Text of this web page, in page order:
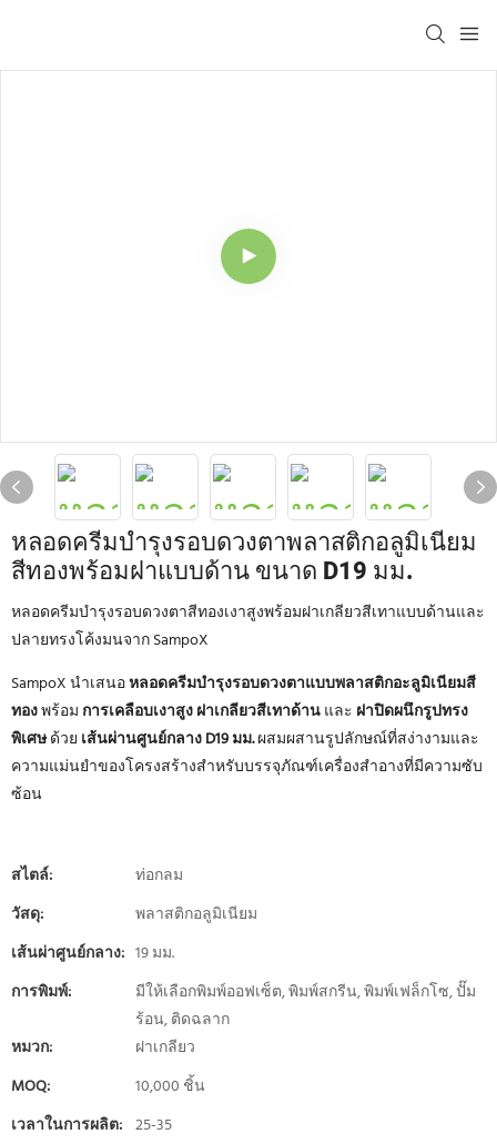
หลอดครีมบำรุงรอบดวงตาพลาสติกอลูมิเนียม
สีทองพร้อมฝาแบบด้าน ขนาด D19 มม.
หลอดครีมบำรุงรอบดวงตาสีทองเงาสูงพร้อมฝาเกลียวสีเทาแบบด้านและ
ปลายทรงโค้งมนจาก SampoX
SampoX นำเสนอหลอดครีมบำรุงรอบดวงตาแบบพลาสติกอะลูมิเนียมสี
ทองพร้อม การเคลือบเงาสูงฝาเกลียวสีเทาด้านและ ฝาปิดผนึกรูปทรง
พิเศษด้วย เส้นผ่านศูนย์กลาง D19 มม.ผสมผสานรูปลักษณ์ที่สง่างามและ
ความแม่นยำของโครงสร้างสำหรับบรรจุภัณฑ์เครื่องสำอางที่มีความซับ
ซ้อน
สไตล์:
ท่อกลม
วัสดุ:
พลาสติกอลูมิเนียม
เส้นผ่าศูนย์กลาง: 19 มม.
การพิมพ์:
มีให้เลือกพิมพ์ออฟเซ็ต, พิมพ์สกรีน, พิมพ์เฟล็กโซ, ปั๊ม
ร้อน, ติดฉลาก
หมวก:
ฝาเกลียว
MOQ:
10,000 ชิ้น
เวลาในการผลิต: 25-35